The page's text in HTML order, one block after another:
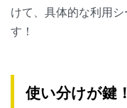
けて、具体的な利用
す！
使い分けが鍵